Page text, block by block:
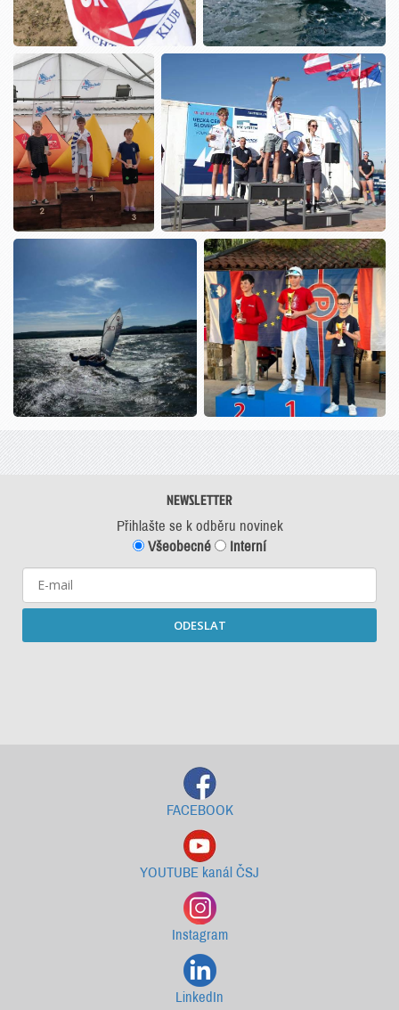
NEWSLETTER
Přihlašte se k odběru novinek
Všeobecné
Interní
ODESLAT
FACEBOOK
YOUTUBE kanál ČSJ
Instagram
LinkedIn